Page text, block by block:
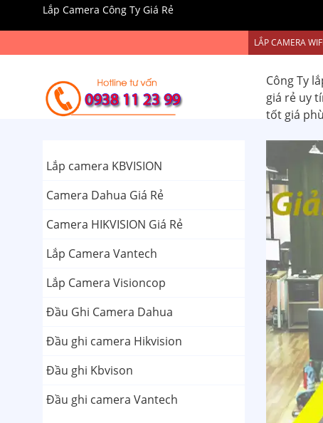
Lắp Camera Công Ty Giá Rẻ
LẮP CAMERA
Công Ty
giá rẻ uy
tốt giá
Lắp camera KBVISION
Camera Dahua Giá Rẻ
Camera HIKVISION Giá Rẻ
Lắp Camera Vantech
Lắp Camera Visioncop
Đầu Ghi Camera Dahua
Đầu ghi camera Hikvision
Đầu ghi Kbvison
Đầu ghi camera Vantech